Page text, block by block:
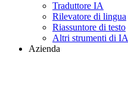
Traduttore IA
Rilevatore di lingua
Riassuntore di testo
Altri strumenti di IA
Azienda